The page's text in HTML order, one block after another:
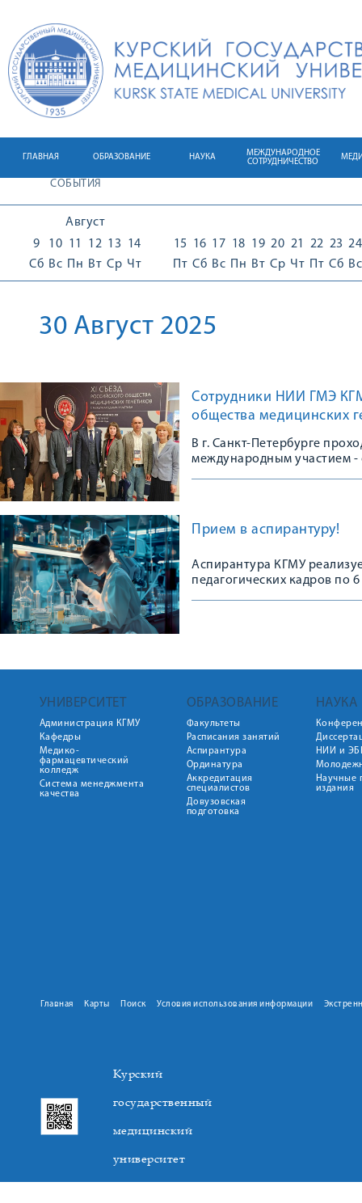
ГЛАВНАЯ ОБРАЗОВАНИЕ НАУКА
МЕЖДУНАРОДНОЕ
СОТРУДНИЧЕСТВО
СОБЫТИЯ
Август
9
Сб
10
Вс
11
Пн
12
Вт
13
Ср
14
Чт
15
Пт
16
Сб
17
Вс
18
Пн
19
Вт
20
Ср
21
Чт
22
Пт
23
Сб
24
Вс
30 Август 2025
Сотрудники НИИ ГМЭ
общества медицинских
В г. Санкт-Петербурге
международным участием -
Прием в аспирантуру!
Аспирантура КГМУ
педагогических кадров по
УНИВЕРСИТЕТ
Администрация КГМУ
Кафедры
Медико-
фармацевтический
колледж
Система менеджмента
качества
ОБРАЗОВАНИЕ
Факультеты
Расписания занятий
Аспирантура
Ординатура
Аккредитация
специалистов
Довузовская
подготовка
НАУКА
НИИ и
Научные
издания
Главная Карты Поиск Условия использования информации
Курский
государственный
медицинский
университет